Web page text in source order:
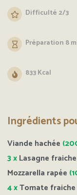
Difficulté 2/3
Préparation 8
833 Kcal
Ingrédients
Viande hachée
3 xLasagne fraiche
Mozzarella rapée
4 xTomate fraiche